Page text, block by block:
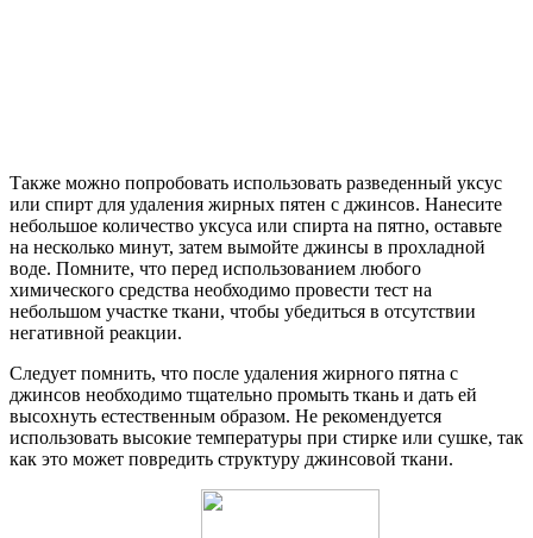
Также можно попробовать использовать разведенный уксус
или спирт для удаления жирных пятен с джинсов. Нанесите
небольшое количество уксуса или спирта на пятно, оставьте
на несколько минут, затем вымойте джинсы в прохладной
воде. Помните, что перед использованием любого
химического средства необходимо провести тест на
небольшом участке ткани, чтобы убедиться в отсутствии
негативной реакции.
Следует помнить, что после удаления жирного пятна с
джинсов необходимо тщательно промыть ткань и дать ей
высохнуть естественным образом. Не рекомендуется
использовать высокие температуры при стирке или сушке, так
как это может повредить структуру джинсовой ткани.